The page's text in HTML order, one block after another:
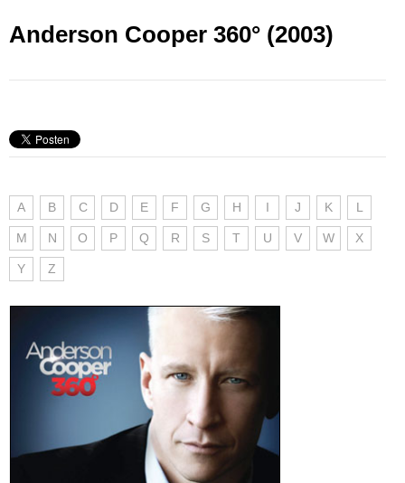
Anderson Cooper 360° (2003)
A B C D E F G H I J K L
M N O P Q R S T U V W X
Y Z